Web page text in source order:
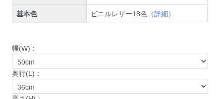
基本色 ビニルレザー18色 （詳細）
幅(W)：
奥行(L)：